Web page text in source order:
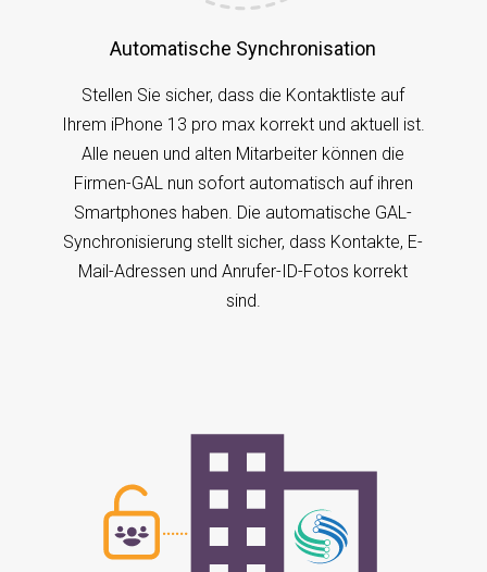
Automatische Synchronisation
Stellen Sie sicher, dass die Kontaktliste auf
Ihrem iPhone 13 pro max korrekt und aktuell ist.
Alle neuen und alten Mitarbeiter können die
Firmen-GAL nun sofort automatisch auf ihren
Smartphones haben. Die automatische GAL-
Synchronisierung stellt sicher, dass Kontakte, E-
Mail-Adressen und Anrufer-ID-Fotos korrekt
sind.